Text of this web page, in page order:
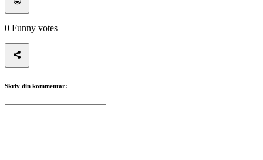
0 Funny votes
Skriv din kommentar: